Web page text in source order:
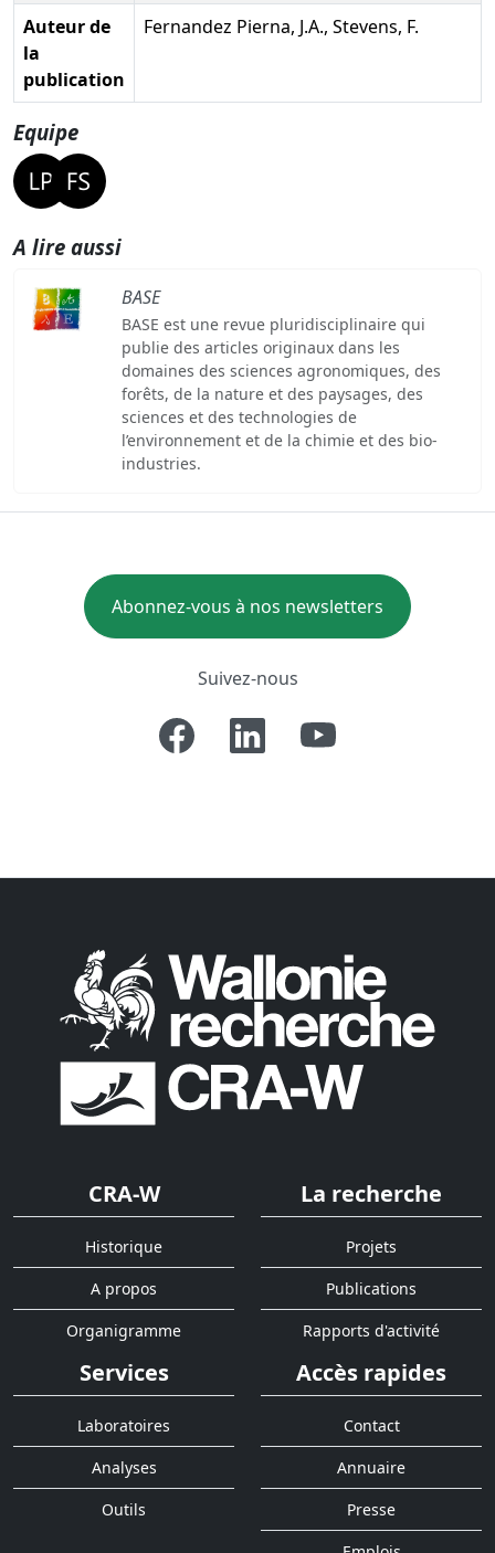
Auteur de
la
publication
Fernandez Pierna, J.A., Stevens, F.
Equipe
A lire aussi
BASE
BASE est une revue pluridisciplinaire qui
publie des articles originaux dans les
domaines des sciences agronomiques, des
forêts, de la nature et des paysages, des
sciences et des technologies de
l’environnement et de la chimie et des bio-
industries.
Abonnez-vous à nos newsletters
Suivez-nous
CRA-W
Historique
A propos
Organigramme
La recherche
Projets
Publications
Rapports d'activité
Services
Laboratoires
Analyses
Outils
Accès rapides
Contact
Annuaire
Presse